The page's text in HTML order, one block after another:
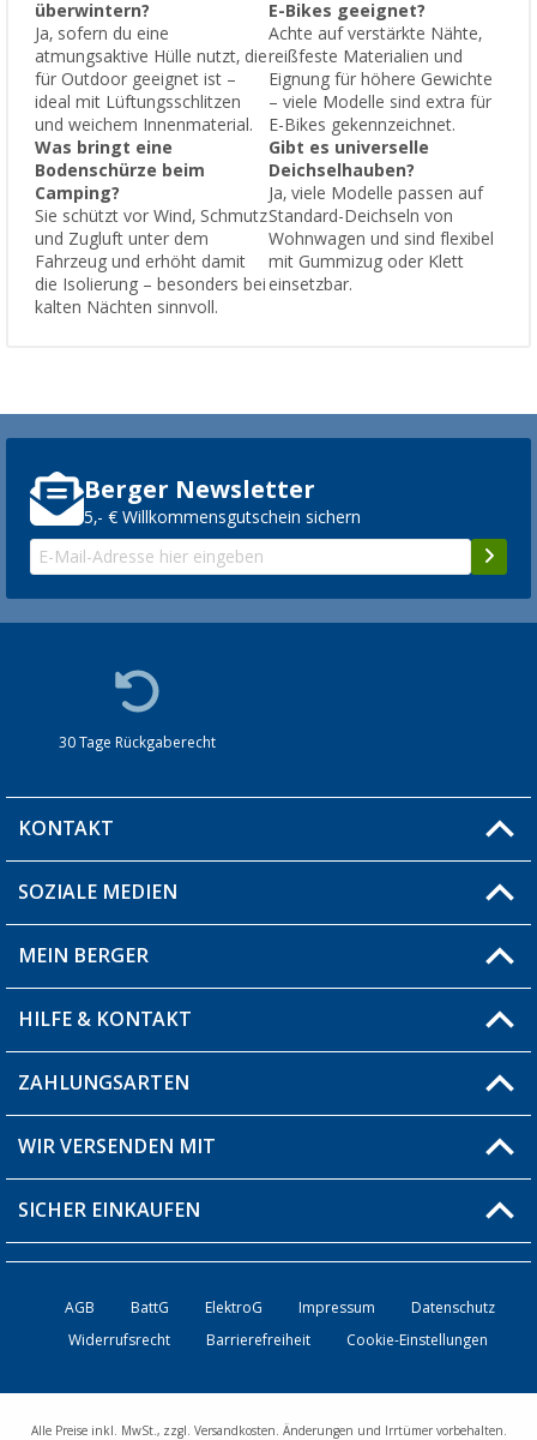
überwintern?
Ja, sofern du eine
atmungsaktive Hülle nutzt, die
für Outdoor geeignet ist –
ideal mit Lüftungsschlitzen
und weichem Innenmaterial.
E-Bikes geeignet?
Achte auf verstärkte Nähte,
reißfeste Materialien und
Eignung für höhere Gewichte
– viele Modelle sind extra für
E-Bikes gekennzeichnet.
Was bringt eine
Bodenschürze beim
Camping?
Sie schützt vor Wind, Schmutz
und Zugluft unter dem
Fahrzeug und erhöht damit
die Isolierung – besonders bei
kalten Nächten sinnvoll.
Gibt es universelle
Deichselhauben?
Ja, viele Modelle passen auf
Standard-Deichseln von
Wohnwagen und sind flexibel
mit Gummizug oder Klett
einsetzbar.
Berger Newsletter
5,- € Willkommensgutschein sichern
30 Tage Rückgaberecht
KONTAKT
Du hast eine Frage?
Filiale finden
SOZIALE MEDIEN
MEIN BERGER
Blog
Produkttester
Über uns
HILFE & KONTAKT
Fragen & Antworten / FAQ
Versandinformationen
Bestellstatus
Kontakt
ZAHLUNGSARTEN
WIR VERSENDEN MIT
SICHER EINKAUFEN
AGB BattG ElektroG Impressum
Datenschutz
Widerrufsrecht
Barrierefreiheit Cookie-Einstellungen
Alle Preise inkl. MwSt., zzgl. Versandkosten. Änderungen und Irrtümer vorbehalten.